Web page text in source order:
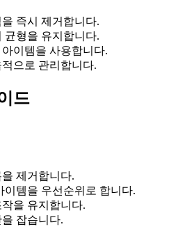
즉시 제거합니다.
균형을 유지합니다.
이템을 사용합니다.
으로 관리합니다.
드
제거합니다.
이템을 우선순위로 합니다.
을 유지합니다.
잡습니다.